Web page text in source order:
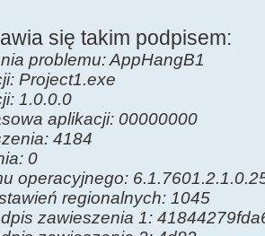
się takim podpisem:
problemu: AppHangB1
Project1.exe
1.0.0.0
aplikacji: 00000000
4184
0
operacyjnego:
regionalnych: 1045
zawieszenia 1: